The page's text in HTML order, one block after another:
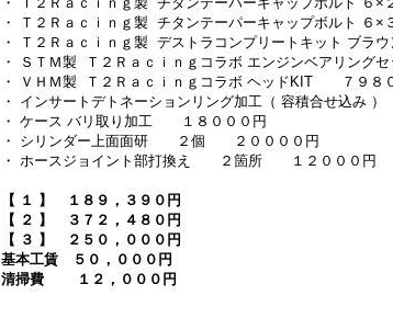
・ Ｔ２Ｒａｃｉｎｇ製 チタンテーパーキャップボルト
・ Ｔ２Ｒａｃｉｎｇ製 デストラコンプリートキット ブ
・ ＳＴＭ製 Ｔ２Ｒａｃｉｎｇコラボ エンジンベアリン
・ ＶＨＭ製 Ｔ２Ｒａｃｉｎｇコラボ ヘッドKIT ７９
・ インサートデトネーションリング加工（ 容積合せ
・ ケース バリ取り加工 １８０００円
・ シリンダー上面面研 ２個 ２００００円
・ ホースジョイント部打換え ２箇所 １２０００円
【 １ 】 １８９，３９０円
【 ２ 】 ３７２，４８０円
【 ３ 】 ２５０，０００円
基本工賃 ５０，０００円
清掃費 １２，０００円